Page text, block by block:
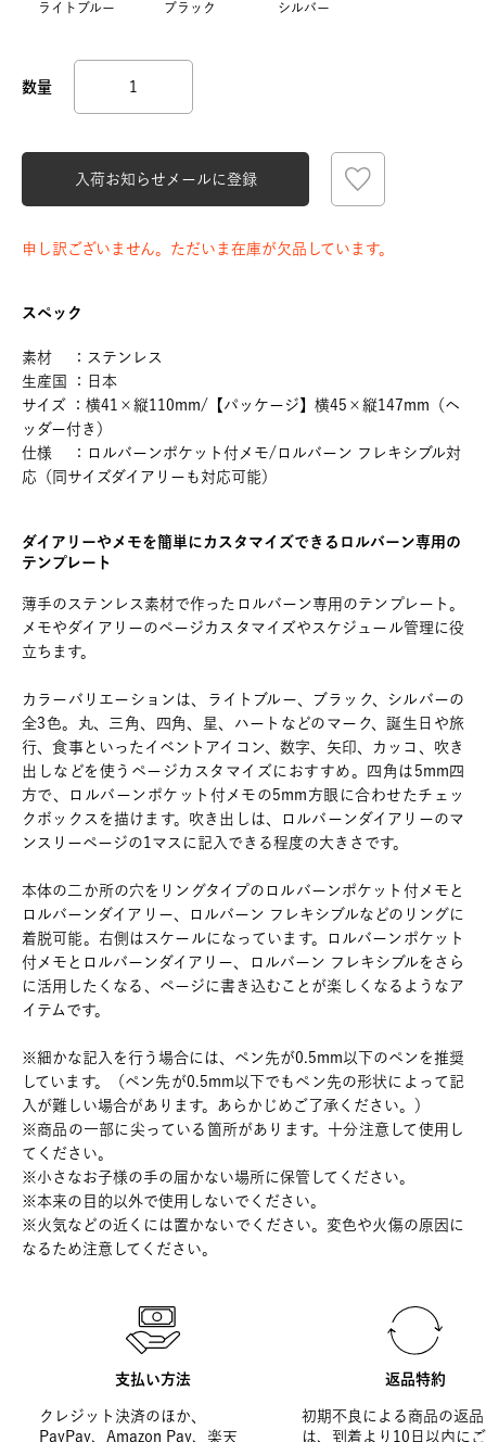
ライトブルー ブラック シルバー
入荷お知らせメールに登録
申し訳ございません。ただいま在庫が欠品しています。
スペック
素材 ：ステンレス
生産国 ：日本
サイズ ：横41×縦110mm/【パッケージ】横45×縦147mm（ヘ
ッダー付き）
仕様 ：ロルバーンポケット付メモ/ロルバーン フレキシブル対
応（同サイズダイアリーも対応可能）
ダイアリーやメモを簡単にカスタマイズできるロルバーン専用の
テンプレート
薄手のステンレス素材で作ったロルバーン専用のテンプレート。
メモやダイアリーのページカスタマイズやスケジュール管理に役
立ちます。
カラーバリエーションは、ライトブルー、ブラック、シルバーの
全3色。丸、三角、四角、星、ハートなどのマーク、誕生日や旅
行、食事といったイベントアイコン、数字、矢印、カッコ、吹き
出しなどを使うページカスタマイズにおすすめ。四角は5mm四
方で、ロルバーンポケット付メモの5mm方眼に合わせたチェッ
クボックスを描けます。吹き出しは、ロルバーンダイアリーのマ
ンスリーページの1マスに記入できる程度の大きさです。
本体の二か所の穴をリングタイプのロルバーンポケット付メモと
ロルバーンダイアリー、ロルバーン フレキシブルなどのリングに
着脱可能。右側はスケールになっています。ロルバーンポケット
付メモとロルバーンダイアリー、ロルバーン フレキシブルをさら
に活用したくなる、ページに書き込むことが楽しくなるようなア
イテムです。
※細かな記入を行う場合には、ペン先が0.5mm以下のペンを推奨
しています。（ペン先が0.5mm以下でもペン先の形状によって記
入が難しい場合があります。あらかじめご了承ください。）
※商品の一部に尖っている箇所があります。十分注意して使用し
てください。
※小さなお子様の手の届かない場所に保管してください。
※本来の目的以外で使用しないでください。
※火気などの近くには置かないでください。変色や火傷の原因に
なるため注意してください。
支払い方法
クレジット決済のほか、
PayPay、Amazon Pay、楽天
返品特約
初期不良による商品の返
は、到着より10日以内に